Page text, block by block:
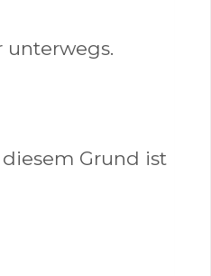
unterwegs.
Grund ist